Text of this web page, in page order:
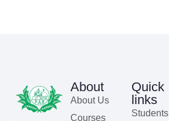
About
About Us
Courses
Quick
links
Students